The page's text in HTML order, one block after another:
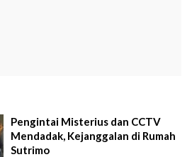
Pengintai Misterius dan CCTV
Mendadak, Kejanggalan di Rumah
Sutrimo